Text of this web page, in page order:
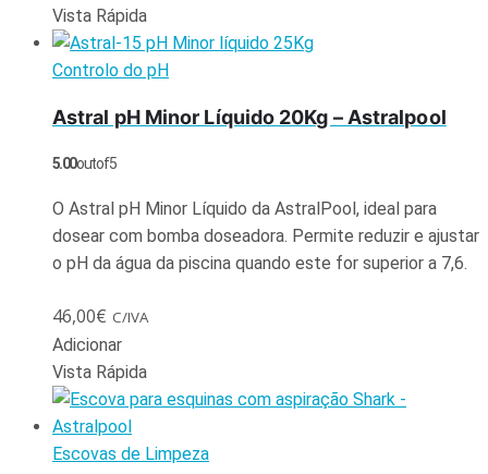
Vista Rápida
Controlo do pH
Astral pH Minor Líquido 20Kg – Astralpool
5.00out of 5
O Astral pH Minor Líquido da AstralPool, ideal para
dosear com bomba doseadora. Permite reduzir e ajustar
o pH da água da piscina quando este for superior a 7,6.
46,00€ C/IVA
Adicionar
Vista Rápida
Escovas de Limpeza